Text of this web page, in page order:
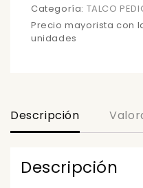
cantidad
Categoría: TALCO
Precio mayorista con
unidades
Descripción
Descripción